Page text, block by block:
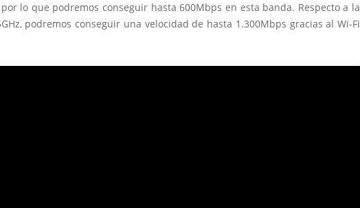
lo que podremos conseguir hasta 600Mbps en esta banda. Respecto a la
podremos conseguir una velocidad de hasta 1.300Mbps gracias al Wi-Fi